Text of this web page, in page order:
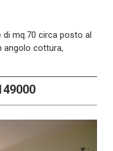
mq.70 circa posto al
angolo cottura,